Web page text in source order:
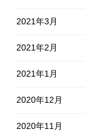
2021年3月
2021年2月
2021年1月
2020年12月
2020年11月